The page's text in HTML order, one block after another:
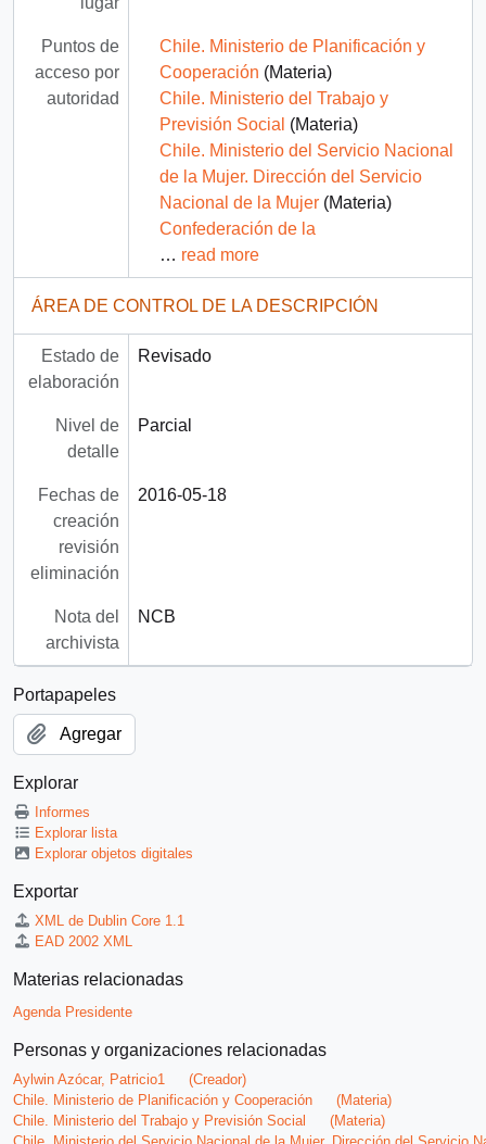
Puntos de
acceso por
autoridad
Chile. Ministerio de Planificación y
Cooperación (Materia)
Chile. Ministerio del Trabajo y
Previsión Social (Materia)
Chile. Ministerio del Servicio Nacional
de la Mujer. Dirección del Servicio
Nacional de la Mujer(Materia)
Confederación de la
… read more
ÁREA DE CONTROL DE LA DESCRIPCIÓN
Estado de
elaboración
Revisado
Nivel de
detalle
Parcial
Fechas de
creación
revisión
eliminación
2016-05-18
Nota del
archivista
NCB
Portapapeles
Agregar
Explorar
Informes
Explorar lista
Explorar objetos digitales
Exportar
XML de Dublin Core 1.1
EAD 2002 XML
Materias relacionadas
Agenda Presidente
Personas y organizaciones relacionadas
Aylwin Azócar, Patricio1
(Creador)
Chile. Ministerio de Planificación y Cooperación
(Materia)
Chile. Ministerio del Trabajo y Previsión Social
(Materia)